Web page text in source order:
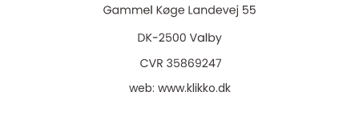
web: www.klikko.dk